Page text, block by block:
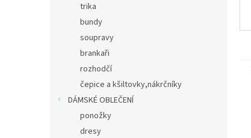
trika
bundy
soupravy
brankaři
rozhodčí
čepice a kšiltovky,nákrčníky
DÁMSKÉ OBLEČENÍ
ponožky
dresy